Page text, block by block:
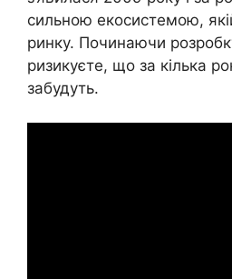
сильною екосистемою,
ринку. Починаючи
ризикуєте, що за кілька
забудуть.